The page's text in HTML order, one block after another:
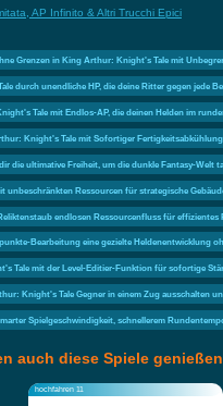
AP Infinito & Altri Trucchi Epici
Grenzen in King Arthur: Knight's Tale mit
durch unendliche HP, die deine Ritter gegen jede
Tale mit Endlos-AP, die deinen Helden im
Knight's Tale mit Sofortiger Fertigkeitsabkühlung
die ultimative Freiheit, um die dunkle Fantasy-Welt
Ressourcen für strategische
endlosen Ressourcenfluss für
Bearbeitung eine gezielte Heldenentwicklung
Tale mit der Level-Editier-Funktion für sofortige
Knight's Tale Gegner in einem Zug ausschalten
Spielgeschwindigkeit, schnellerem
auch diese Spiele genießen
hochfahren 11